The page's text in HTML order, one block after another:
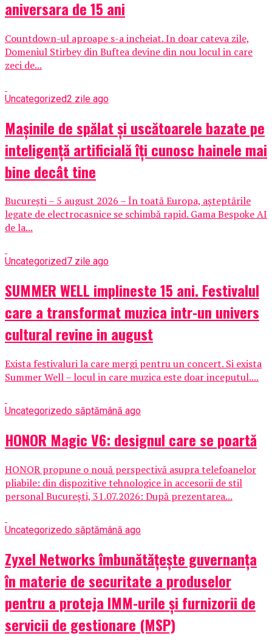
aniversara de 15 ani
Countdown-ul aproape s-a incheiat. In doar cateva zile,
Domeniul Stirbey din Buftea devine din nou locul in care
zeci de...
Uncategorized2 zile ago
Mașinile de spălat și uscătoarele bazate pe
inteligență artificială îți cunosc hainele mai
bine decât tine
București – 5 august 2026 – În toată Europa, așteptările
legate de electrocasnice se schimbă rapid. Gama Bespoke AI
de la...
Uncategorized7 zile ago
SUMMER WELL implineste 15 ani. Festivalul
care a transformat muzica intr-un univers
cultural revine in august
Exista festivaluri la care mergi pentru un concert. Si exista
Summer Well – locul in care muzica este doar inceputul....
Uncategorizedo săptămână ago
HONOR Magic V6: designul care se poartă
HONOR propune o nouă perspectivă asupra telefoanelor
pliabile: din dispozitive tehnologice în accesorii de stil
personal București, 31.07.2026: După prezentarea...
Uncategorizedo săptămână ago
Zyxel Networks îmbunătățește guvernanța
în materie de securitate a produselor
pentru a proteja IMM-urile și furnizorii de
servicii de gestionare (MSP)